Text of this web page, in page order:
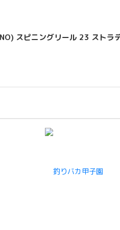
マノ(SHIMANO) スピニングリール 23 ス